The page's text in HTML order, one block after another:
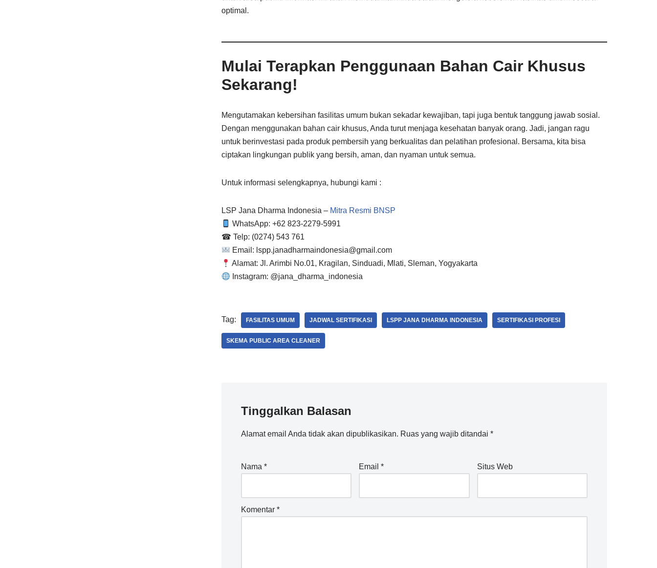
optimal.
Mulai Terapkan Penggunaan Bahan Cair Khusus
Sekarang!
Mengutamakan kebersihan fasilitas umum bukan sekadar kewajiban, tapi juga bentuk tanggung jawab sosial.
Dengan menggunakan bahan cair khusus, Anda turut menjaga kesehatan banyak orang. Jadi, jangan ragu
untuk berinvestasi pada produk pembersih yang berkualitas dan pelatihan profesional. Bersama, kita bisa
ciptakan lingkungan publik yang bersih, aman, dan nyaman untuk semua.
Untuk informasi selengkapnya, hubungi kami :
LSP Jana Dharma Indonesia – Mitra Resmi BNSP
WhatsApp: ‪+62 823-2279-5991‬
☎ Telp: (0274) 543 761
Email: lspp.janadharmaindonesia@gmail.com
Alamat: Jl. Arimbi No.01, Kragilan, Sinduadi, Mlati, Sleman, Yogyakarta
Instagram: @jana_dharma_indonesia
Tag: FASILITAS UMUM JADWAL SERTIFIKASI LSPP JANA DHARMA INDONESIA SERTIFIKASI PROFESI
SKEMA PUBLIC AREA CLEANER
Tinggalkan Balasan
Alamat email Anda tidak akan dipublikasikan. Ruas yang wajib ditandai *
Nama * Email* Situs Web
Komentar *